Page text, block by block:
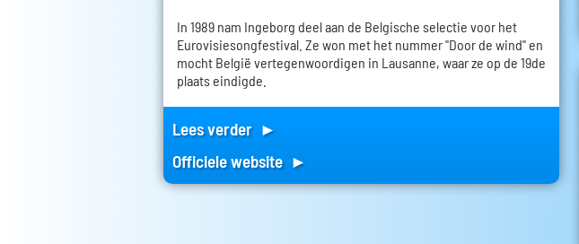
In 1989 nam Ingeborg deel aan de Belgische selectie voor het
Eurovisiesongfestival. Ze won met het nummer "Door de wind" en
mocht België vertegenwoordigen in Lausanne, waar ze op de 19de
plaats eindigde.
Lees verder ►
Officiele website ►